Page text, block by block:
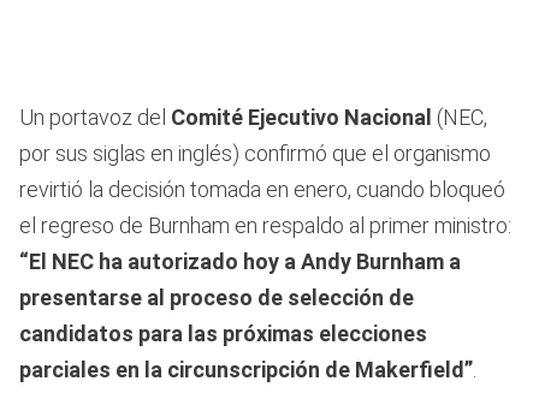
Un portavoz del Comité Ejecutivo Nacional (NEC,
por sus siglas en inglés) confirmó que el organismo
revirtió la decisión tomada en enero, cuando bloqueó
el regreso de Burnham en respaldo al primer ministro:
“El NEC ha autorizado hoy a Andy Burnham a
presentarse al proceso de selección de
candidatos para las próximas elecciones
parciales en la circunscripción de Makerfield”